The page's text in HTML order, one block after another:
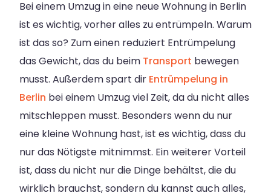
Bei einem Umzug in eine neue Wohnung in Berlin
ist es wichtig, vorher alles zu entrümpeln. Warum
ist das so? Zum einen reduziert Entrümpelung
das Gewicht, das du beim Transport bewegen
musst. Außerdem spart dir Entrümpelung in
Berlin bei einem Umzug viel Zeit, da du nicht alles
mitschleppen musst. Besonders wenn du nur
eine kleine Wohnung hast, ist es wichtig, dass du
nur das Nötigste mitnimmst. Ein weiterer Vorteil
ist, dass du nicht nur die Dinge behältst, die du
wirklich brauchst, sondern du kannst auch alles,